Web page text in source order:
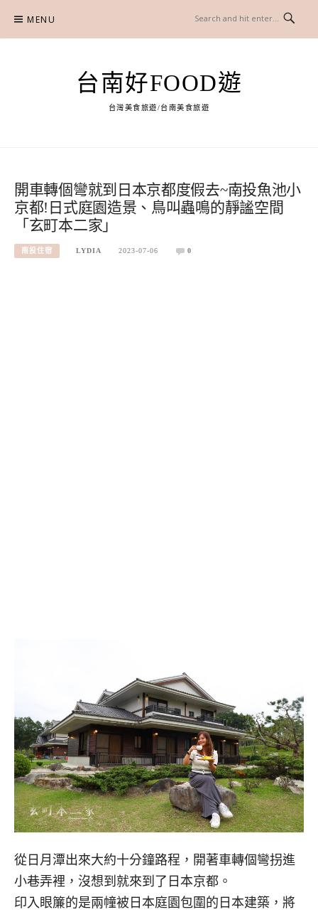
content
MENU
台南好FOOD遊
台灣美食旅遊/台南美食旅遊
開車轉個彎就到日本京都度假去~南投魚池小
京都!日式庭園造景、鳥叫蟲鳴的靜謐空間
「玄町本二家」
南投住宿 LYDIA 2023-07-06 0
從日月潭出來大約十分鐘路程，開著車轉個彎拐進
小巷弄裡，沒想到就來到了日本京都。
印入眼簾的是兩幢被日本庭園包圍的日本建築，將